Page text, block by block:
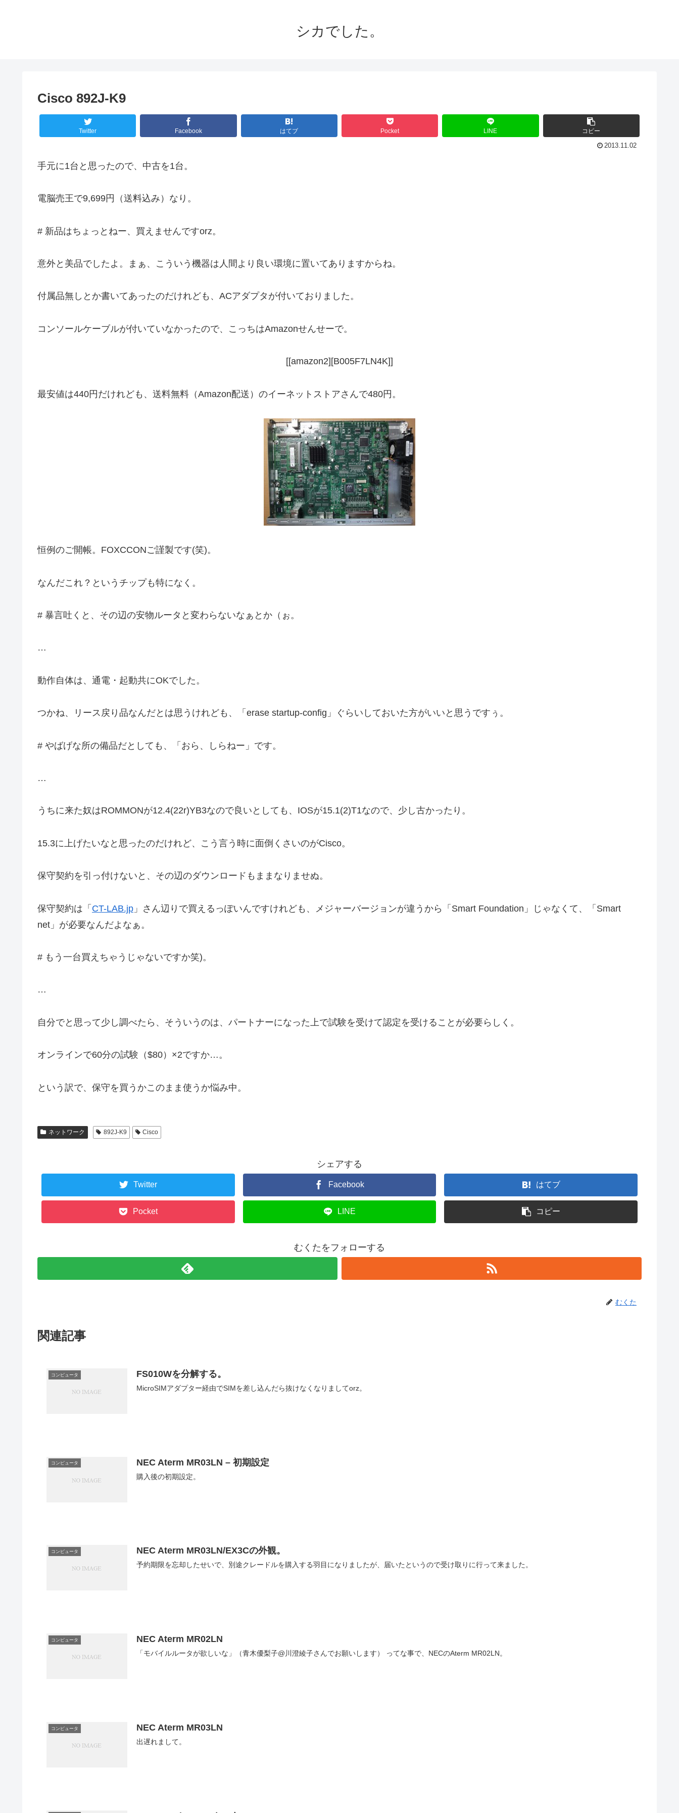
シカでした。
Cisco 892J-K9
Twitter Facebook はてブ Pocket LINE コピー
2013.11.02
手元に1台と思ったので、中古を1台。
電脳売王で9,699円（送料込み）なり。
# 新品はちょっとねー、買えませんですorz。
意外と美品でしたよ。まぁ、こういう機器は人間より良い環境に置いてありますからね。
付属品無しとか書いてあったのだけれども、ACアダプタが付いておりました。
コンソールケーブルが付いていなかったので、こっちはAmazonせんせーで。
[[amazon2][B005F7LN4K]]
最安値は440円だけれども、送料無料（Amazon配送）のイーネットストアさんで480円。
恒例のご開帳。FOXCCONご謹製です(笑)。
なんだこれ？というチップも特になく。
# 暴言吐くと、その辺の安物ルータと変わらないなぁとか（ぉ。
…
動作自体は、通電・起動共にOKでした。
つかね、リース戻り品なんだとは思うけれども、「erase startup-config」ぐらいしておいた方がいいと思うですぅ。
# やばげな所の備品だとしても、「おら、しらねー」です。
…
うちに来た奴はROMMONが12.4(22r)YB3なので良いとしても、IOSが15.1(2)T1なので、少し古かったり。
15.3に上げたいなと思ったのだけれど、こう言う時に面倒くさいのがCisco。
保守契約を引っ付けないと、その辺のダウンロードもままなりませぬ。
保守契約は「 CT-LAB.jp 」さん辺りで買えるっぽいんですけれども、メジャーバージョンが違うから「Smart Foundation」じゃなくて、「Smart
net」が必要なんだよなぁ。
# もう一台買えちゃうじゃないですか笑)。
…
自分でと思って少し調べたら、そういうのは、パートナーになった上で試験を受けて認定を受けることが必要らしく。
オンラインで60分の試験（$80）×2ですか…。
という訳で、保守を買うかこのまま使うか悩み中。
ネットワーク 892J-K9 Cisco
シェアする
Twitter Facebook はてブ
Pocket LINE コピー
むくたをフォローする
むくた
関連記事
コンピュータ FS010Wを分解する。
MicroSIMアダプター経由でSIMを差し込んだら抜けなくなりましてorz。
コンピュータ NEC Aterm MR03LN – 初期設定
購入後の初期設定。
コンピュータ NEC Aterm MR03LN/EX3Cの外観。
予約期限を忘却したせいで、別途クレードルを購入する羽目になりましたが、届いたというので受け取りに行って来ました。
コンピュータ NEC Aterm MR02LN
「モバイルルータが欲しいな」（青木優梨子@川澄綾子さんでお願いします） ってな事で、NECのAterm MR02LN。
コンピュータ NEC Aterm MR03LN
出遅れまして。